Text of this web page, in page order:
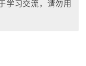
学习交流，请勿用